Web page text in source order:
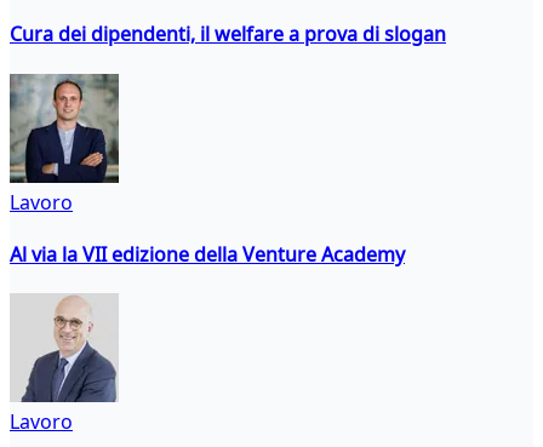
Cura dei dipendenti, il welfare a prova di slogan
Lavoro
Al via la VII edizione della Venture Academy
Lavoro